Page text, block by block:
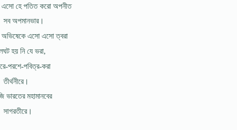
এসো হে পতিত করো অপনীত
সব অপমানভার।
অভিষেকে এসো এসো ত্বরা
হয় নি যে ভরা,
পরশে-পবিত্র-করা
তীর্থনীরে।
ভারতের মহামানবের
সাগরতীরে।